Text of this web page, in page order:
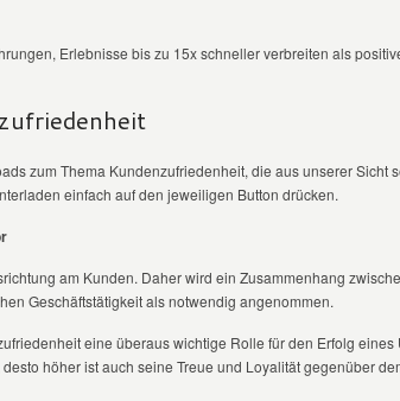
Erlebnisse bis zu 15x schneller verbreiten als
zum Thema Kundenzufriedenheit, die aus unserer Sicht
einfach auf den jeweiligen Button drücken.
am Kunden. Daher wird ein Zusammenhang
Geschäftstätigkeit als notwendig angenommen.
eine überaus wichtige Rolle für den Erfolg eines
höher ist auch seine Treue und Loyalität gegenüber